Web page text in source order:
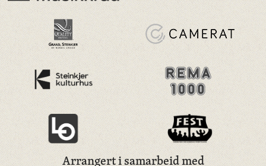
Arrangert i samarbeid med